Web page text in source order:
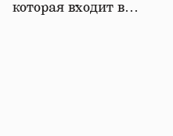
которая входит в…